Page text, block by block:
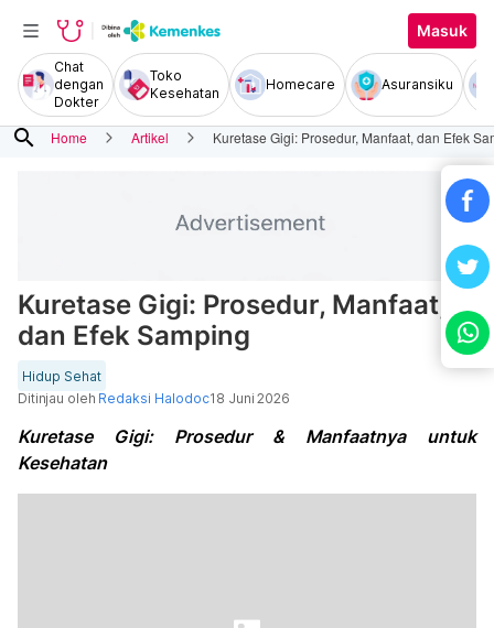
Masuk
Chat
dengan
Dokter
Toko
Kesehatan
Homecare Asuransiku
search Home Artikel Kuretase Gigi: Prosedur, Manfaat, dan Efek
Kuretase Gigi: Prosedur, Manfaat,
dan Efek Samping
Hidup Sehat
Ditinjau oleh Redaksi Halodoc18 Juni 2026
Kuretase Gigi: Prosedur & Manfaatnya untuk
Kesehatan